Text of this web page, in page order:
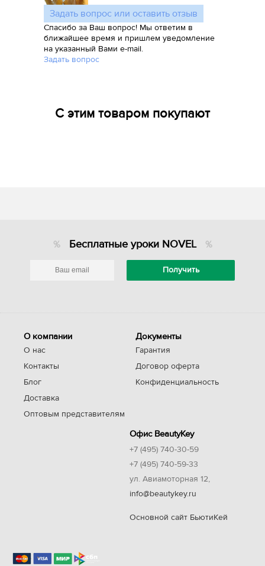
Задать вопрос или оставить отзыв
Спасибо за Ваш вопрос! Мы ответим в
ближайшее время и пришлем уведомление
на указанный Вами e-mail.
Задать вопрос
С этим товаром покупают
Бесплатные уроки NOVEL
О компании
О нас
Контакты
Блог
Доставка
Оптовым представителям
Документы
Гарантия
Договор оферта
Конфиденциальность
Офис BeautyKey
+7 (495) 740-30-59
+7 (495) 740-59-33
ул. Авиамоторная 12,
info@beautykey.ru
Основной сайт БьютиКей